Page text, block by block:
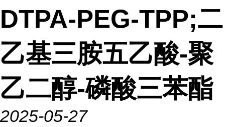
DTPA-PEG-TPP;二
乙基三胺五乙酸-聚
乙二醇-磷酸三苯酯
2025-05-27